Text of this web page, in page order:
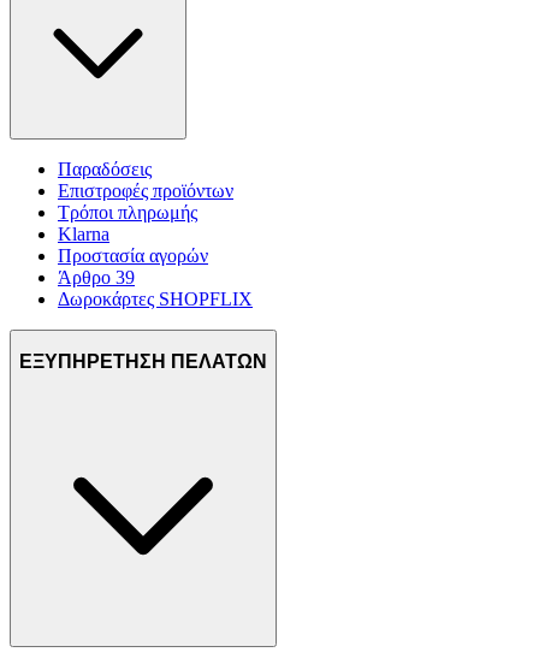
Παραδόσεις
Επιστροφές προϊόντων
Τρόποι πληρωμής
Klarna
Προστασία αγορών
Άρθρο 39
Δωροκάρτες SHOPFLIX
ΕΞΥΠΗΡΕΤΗΣΗ ΠΕΛΑΤΩΝ